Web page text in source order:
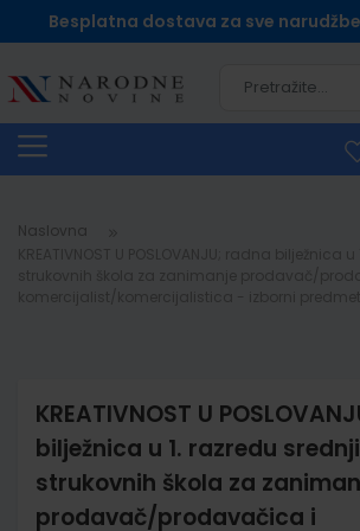
Besplatna dostava za sve
Naslovna
KREATIVNOST U
bilježnica u 1. razredu
strukovnih škola za
prodavač/prodavačica i